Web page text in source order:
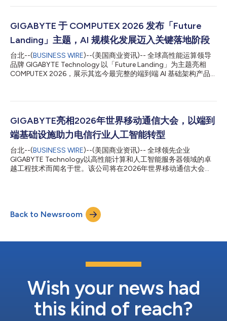
施。从机架级AI工厂、模块化数据中心，到具身智能(Physical AI)
础设施如何跨越规划阶段，全面步入生产阶段。 经AI工厂验证的机
架级基础设施 作为“Future Landing”的基石，GIGABYTE不断扩展
其机架级AI基础设施产品组合，这些产品专为下一代AI工厂设计。
在众多最新亮点中，NVIDIA Vera Rubin NVL72作为GIGABYTE更
广泛的机架级产品组合的一部分重磅登场。除了机架级平台，
GIGABYTE还展示了GAIFA（GIGABYTEAI工厂加速器）。这是位于
台湾的一座专用AI工厂，将下一代计算、高速网络和NVIDIA的软件
GIGABYTE 于 COMPUTEX 2026 发布「Future
Landing」主题，AI 规模化发展迈入关键落地阶段
台北--(BUSINESS WIRE)--(美国商业资讯)-- 全球高性能运算领导
品牌 GIGABYTE Technology 以「Future Landing」为主题亮相
COMPUTEX 2026，展示其迄今最完整的端到端 AI 基础架构产品
与可靠性，实现 AI 的规模化部署、稳定营运与长期持续发展”。 在
的三大核心阶段规划展示内容： Ready：完成整合建置、模拟验证
及部署准备的一体化系统。 Deployable：针对多元应用环境打
造、可快速导入实施的模块化集群架构。 Happening：已在真实
世界环境中投入运行、持续创造价值并支撑业务运作的 AI 系统。
「AI Ready」基础架构时代全面来临 当前，AI 工作负载已从集中式
训练集群，延伸至分布式推理部署，以及需要设备依据实时数据即
时决策与响应的实体应用场景。在这一发展进程中，产业对于基础
GIGABYTE亮相2026年世界移动通信大会，以端到
端基础设施助力电信行业人工智能转型
台北--(BUSINESS WIRE)--(美国商业资讯)-- 全球领先企业
GIGABYTE Technology以高性能计算和人工智能服务器领域的卓
越工程技术而闻名于世。该公司将在2026年世界移动通信大会
网络数据转化为智能洞察、自动化能力及全新收入来源。 从网络
数据到人工智能价值：构建电信企业的人工智能工厂 电信向人工
智能转型的核心是人工智能工厂，从而将网络和用户数据转化为运
台满足这一需求，这款液冷机架级平台在单一系统中集成了72颗
NVL72通过NVIDIA Quantum-X800 InfiniBand或NVIDIA
Spectrum-X™以太网及NVIDIA ConnectX®-8 SuperNIC™进行连
Back to Newsroom
Wish your news had
this kind of reach?